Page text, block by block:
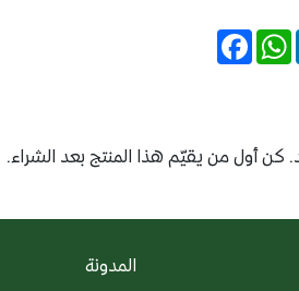
FacebookWhatsApp
كن أول من يقيّم هذا المنتج بعد الشراء.
المدونة